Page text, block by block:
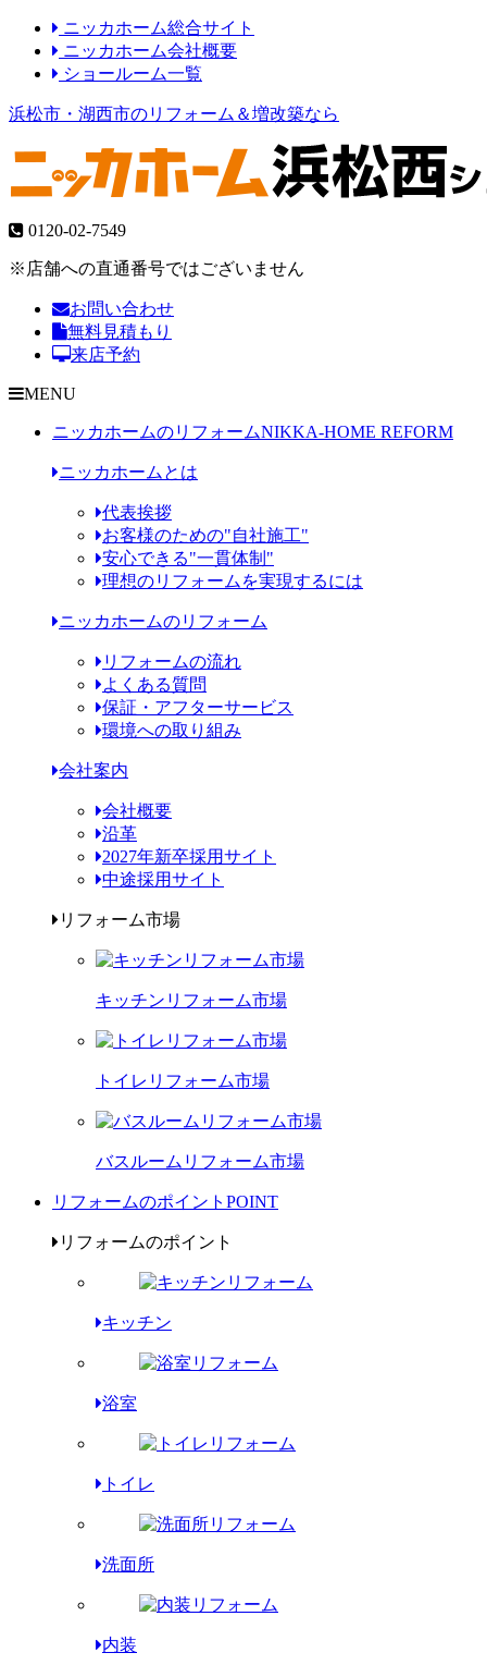
ニッカホーム総合サイト
ニッカホーム会社概要
ショールーム一覧
浜松市・湖西市のリフォーム＆増改築なら
0120-02-7549
※店舗への直通番号ではございません
お問い合わせ
無料見積もり
来店予約
MENU
ニッカホームのリフォームNIKKA-HOME REFORM
ニッカホームとは
代表挨拶
お客様のための"自社施工"
安心できる"一貫体制"
理想のリフォームを実現するには
ニッカホームのリフォーム
リフォームの流れ
よくある質問
保証・アフターサービス
環境への取り組み
会社案内
会社概要
沿革
2027年新卒採用サイト
中途採用サイト
リフォーム市場
キッチンリフォーム市場
トイレリフォーム市場
バスルームリフォーム市場
リフォームのポイント POINT
リフォームのポイント
キッチン
浴室
トイレ
洗面所
内装